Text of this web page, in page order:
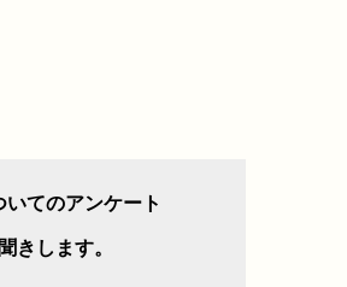
いてのアンケート
きします。